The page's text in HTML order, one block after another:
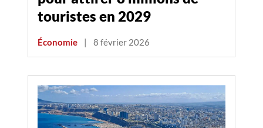
touristes en 2029
Économie | 8 février 2026